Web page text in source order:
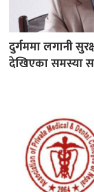
दुर्गममा लगानी
देखिएका समस्या